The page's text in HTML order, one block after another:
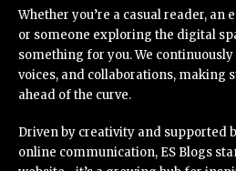
Whether you’re a casual reader,
or someone exploring the digital
something for you. We
voices, and collaborations, making
ahead of the curve.
Driven by creativity and supported
online communication, ES Blogs